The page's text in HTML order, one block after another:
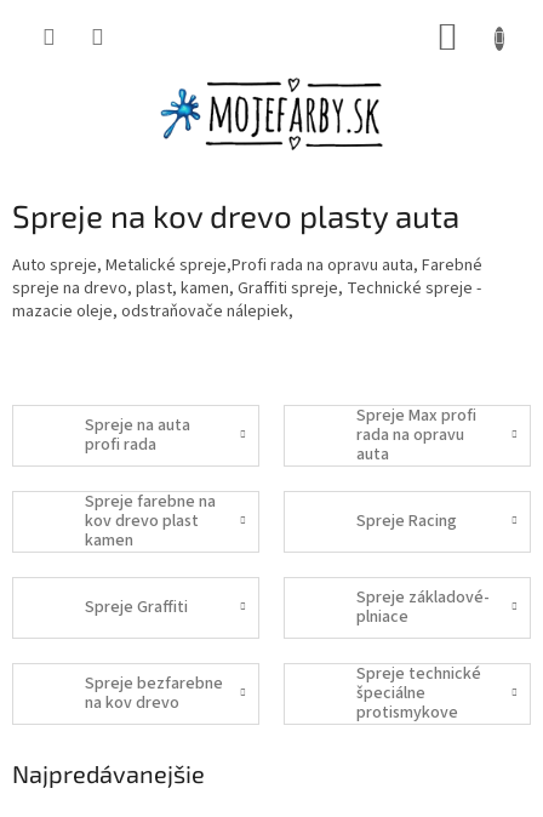
Spreje na kov drevo plasty auta
Auto spreje, Metalické spreje,Profi rada na opravu auta, Farebné
spreje na drevo, plast, kamen, Graffiti spreje, Technické spreje -
mazacie oleje, odstraňovače nálepiek,
Spreje na auta
profi rada
Spreje Max profi
rada na opravu
auta
Spreje farebne na
kov drevo plast
kamen
Spreje Racing
Spreje Graffiti
Spreje základové-
plniace
Spreje bezfarebne
na kov drevo
Spreje technické
špeciálne
protismykove
lepiace olejove
Najpredávanejšie